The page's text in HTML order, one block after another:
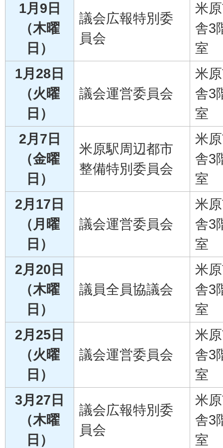
1月9日
（木曜
日）
議会広報特別委
員会
米
舎3
室
1月28日
（火曜
日）
議会運営委員会
米
舎3
室
2月7日
（金曜
日）
米原駅周辺都市
整備特別委員会
米
舎3
室
2月17日
（月曜
日）
議会運営委員会
米
舎3
室
2月20日
（木曜
日）
議員全員協議会
米
舎3
室
2月25日
（火曜
日）
議会運営委員会
米
舎3
室
3月27日
（木曜
日）
議会広報特別委
員会
米
舎3
室